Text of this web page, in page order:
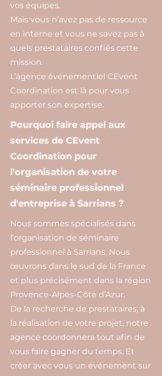
vos équipes.
Mais vous n’avez pas de ressource
en interne et vous ne savez pas à
quels prestataires confiés cette
mission.
L’agence événementiel CEvent
Coordination est là pour vous
apporter son expertise.
Pourquoi faire appel aux
services de CEvent
Coordination pour
l'organisation de votre
séminaire professionnel
d'entreprise à Sarrians ?
Nous sommes spécialisés dans
l’organisation de séminaire
professionnel à Sarrians. Nous
œuvrons dans le sud de la France
et plus précisément dans la région
Provence-Alpes-Côte d’Azur.
De la recherche de prestataires, à
la réalisation de votre projet, notre
agence coordonnera tout afin de
vous faire gagner du temps. Et
créer avec vous un événement sur